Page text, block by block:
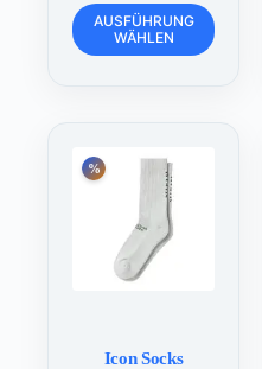
bis
148.00 CHF
AUSFÜHRUNG
WÄHLEN
Dieses
Produkt
weist
Optionen
können
Produktseite
gewählt
Icon Socks